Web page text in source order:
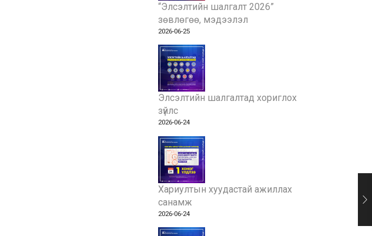
“Элсэлтийн шалгалт 2026”
зөвлөгөө, мэдээлэл
2026-06-25
Элсэлтийн шалгалтад хориглох
зүйлс
2026-06-24
Хариултын хуудастай ажиллах
санамж
2026-06-24